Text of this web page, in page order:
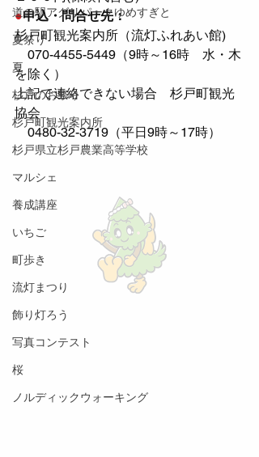
道の駅アグリパークゆめすぎと
夏祭り
夏
杉戸のお祭り
杉戸町観光案内所
杉戸県立杉戸農業高等学校
マルシェ
養成講座
いちご
町歩き
流灯まつり
飾り灯ろう
写真コンテスト
桜
ノルディックウォーキング
●申込・問合せ先：
杉戸町観光案内所（流灯ふれあい館)
070-4455-5449（9時～16時　水・木
を除く）
上記で連絡できない場合　杉戸町観光
協会
0480-32-3719（平日9時～17時）